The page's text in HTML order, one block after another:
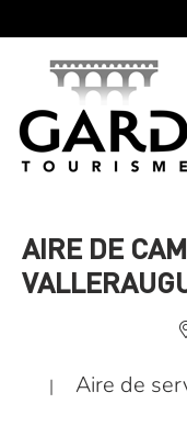
AIRE DE
| Aire de